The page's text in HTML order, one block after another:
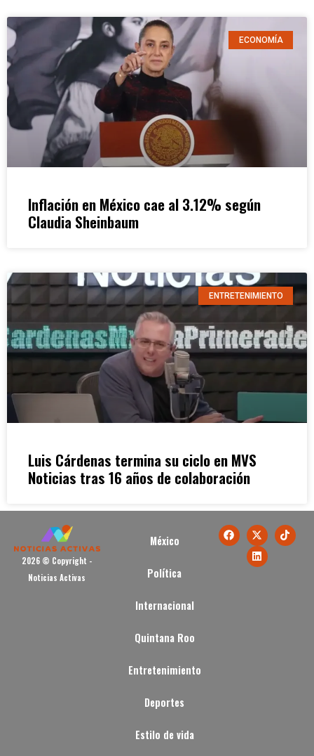
ECONOMÍA
Inflación en México cae al 3.12% según
Claudia Sheinbaum
ENTRETENIMIENTO
Luis Cárdenas termina su ciclo en MVS
Noticias tras 16 años de colaboración
2026 © Copyright -
Noticias Activas
México
Política
Internacional
Quintana Roo
Entretenimiento
Deportes
Estilo de vida